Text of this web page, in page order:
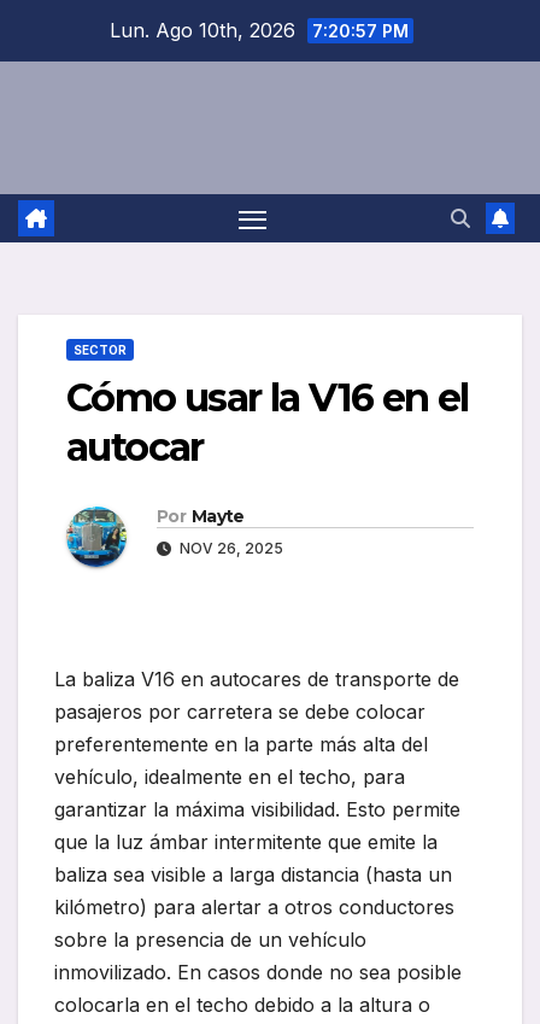
Lun. Ago 10th, 2026 7:20:58 PM
SECTOR
Cómo usar la V16 en el
autocar
Por Mayte
NOV 26, 2025
La baliza V16 en autocares de transporte de
pasajeros por carretera se debe colocar
preferentemente en la parte más alta del
vehículo, idealmente en el techo, para
garantizar la máxima visibilidad. Esto permite
que la luz ámbar intermitente que emite la
baliza sea visible a larga distancia (hasta un
kilómetro) para alertar a otros conductores
sobre la presencia de un vehículo
inmovilizado. En casos donde no sea posible
colocarla en el techo debido a la altura o